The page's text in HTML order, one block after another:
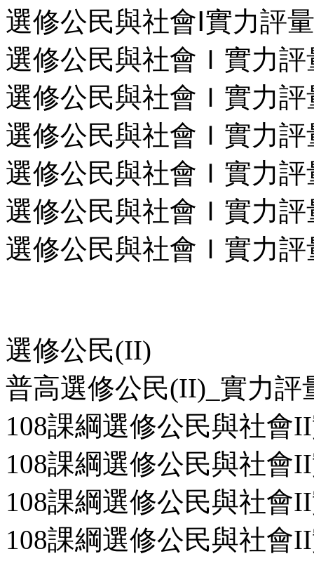
選修公民與社會Ⅰ實力評
選修公民與社會Ｉ實力評
選修公民與社會Ｉ實力評
選修公民與社會Ｉ實力評
選修公民與社會Ｉ實力評
選修公民與社會Ｉ實力評
選修公民與社會Ｉ實力評
選修公民(II)
普高選修公民(II)_實力評
108課綱選修公民與社會
108課綱選修公民與社會
108課綱選修公民與社會
108課綱選修公民與社會